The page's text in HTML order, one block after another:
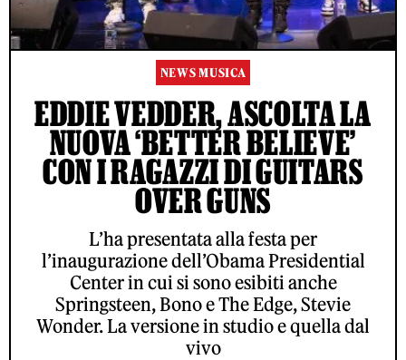
NEWS MUSICA
EDDIE VEDDER, ASCOLTA LA
NUOVA ‘BETTER BELIEVE’
CON I RAGAZZI DI GUITARS
OVER GUNS
L’ha presentata alla festa per
l’inaugurazione dell’Obama Presidential
Center in cui si sono esibiti anche
Springsteen, Bono e The Edge, Stevie
Wonder. La versione in studio e quella dal
vivo